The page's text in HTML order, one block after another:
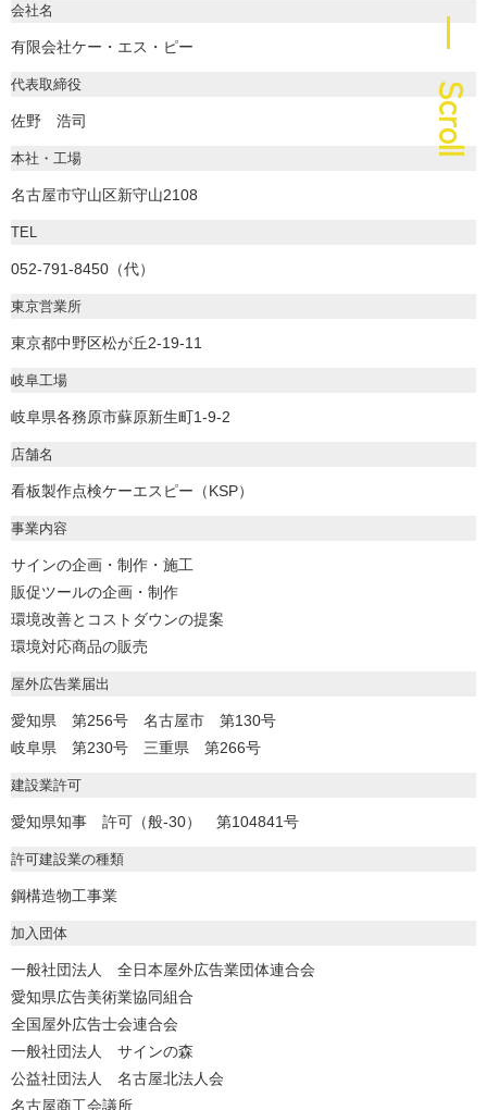
― Scroll
会社名
有限会社ケー・エス・ピー
代表取締役
佐野 浩司
本社・工場
名古屋市守山区新守山2108
TEL
052-791-8450（代）
東京営業所
東京都中野区松が丘2-19-11
岐阜工場
岐阜県各務原市蘇原新生町1-9-2
店舗名
看板製作点検ケーエスピー（KSP）
事業内容
サインの企画・制作・施工
販促ツールの企画・制作
環境改善とコストダウンの提案
環境対応商品の販売
屋外広告業届出
愛知県 第256号 名古屋市 第130号
岐阜県 第230号 三重県 第266号
建設業許可
愛知県知事 許可（般-30） 第104841号
許可建設業の種類
鋼構造物工事業
加入団体
一般社団法人 全日本屋外広告業団体連合会
愛知県広告美術業協同組合
全国屋外広告士会連合会
一般社団法人 サインの森
公益社団法人 名古屋北法人会
名古屋商工会議所